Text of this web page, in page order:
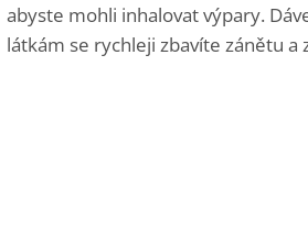
abyste mohli inhalovat výpary.
látkám se rychleji zbavíte zánětu a